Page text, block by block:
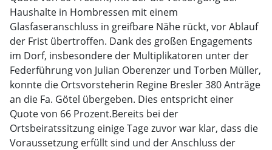
Haushalte in Hombressen mit einem
Glasfaseranschluss in greifbare Nähe rückt, vor Ablauf
der Frist übertroffen. Dank des großen Engagements
im Dorf, insbesondere der Multiplikatoren unter der
Federführung von Julian Oberenzer und Torben Müller,
konnte die Ortsvorsteherin Regine Bresler 380 Anträge
an die Fa. Götel übergeben. Dies entspricht einer
Quote von 66 Prozent.Bereits bei der
Ortsbeiratssitzung einige Tage zuvor war klar, dass die
Voraussetzung erfüllt sind und der Anschluss der